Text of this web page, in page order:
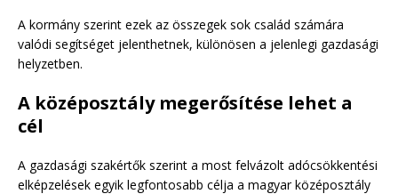
A kormány szerint ezek az összegek sok család számára
valódi segítséget jelenthetnek, különösen a jelenlegi gazdasági
helyzetben.
A középosztály megerősítése lehet a
cél
A gazdasági szakértők szerint a most felvázolt adócsökkentési
elképzelések egyik legfontosabb célja a magyar középosztály